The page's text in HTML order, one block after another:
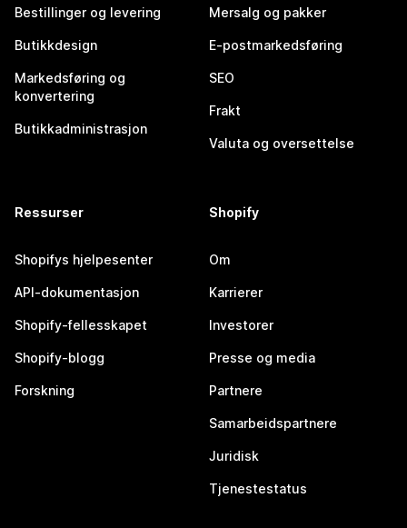
Bestillinger og levering
Butikkdesign
Markedsføring og
konvertering
Butikkadministrasjon
Mersalg og pakker
E-postmarkedsføring
SEO
Frakt
Valuta og oversettelse
Ressurser
Shopifys hjelpesenter
API-dokumentasjon
Shopify-fellesskapet
Shopify-blogg
Forskning
Shopify
Om
Karrierer
Investorer
Presse og media
Partnere
Samarbeidspartnere
Juridisk
Tjenestestatus